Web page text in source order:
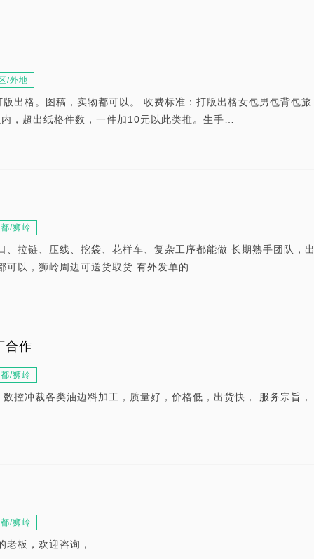
/外地
出格。图稿，实物都可以。 收费标准：打版出格女包男包背包旅
，超出纸格件数，一件加10元以此类推。生手…
/狮岭
、拉链、压线、挖袋、花样车、复杂工序都能做 长期熟手团队，出
可以，狮岭周边可送货取货 有外发单的…
合作
/狮岭
控冲裁各类油边料加工，质量好，价格低，出货快， 服务宗旨，
/狮岭
板，欢迎咨询，